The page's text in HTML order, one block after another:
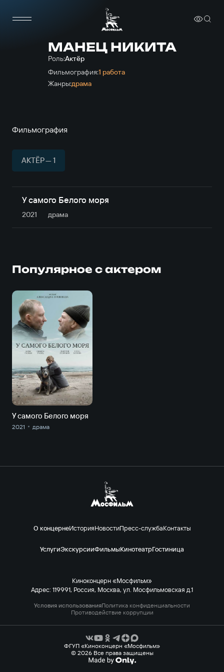
МАНЕЦ НИКИТА
Роль:Актёр
Фильмография:1 работа
Жанры:драма
Фильмография
АКТЁР — 1
У самого Белого моря
2021 драма
Популярное с актером
У самого Белого моря
2021 драма
О концернеИсторияНовостиПресс-службаКонтакты
УслугиЭкскурсииФильмыКинотеатрГостиница
Киноконцерн «Мосфильм»
Адрес: 119991, Россия, Москва, ул. Мосфильмовская д.1
Условия использованияПолитика конфиденциальности
Противодействие коррупции
ФГУП «Киноконцерн «Мосфильм»
© 2026 Все права защищены